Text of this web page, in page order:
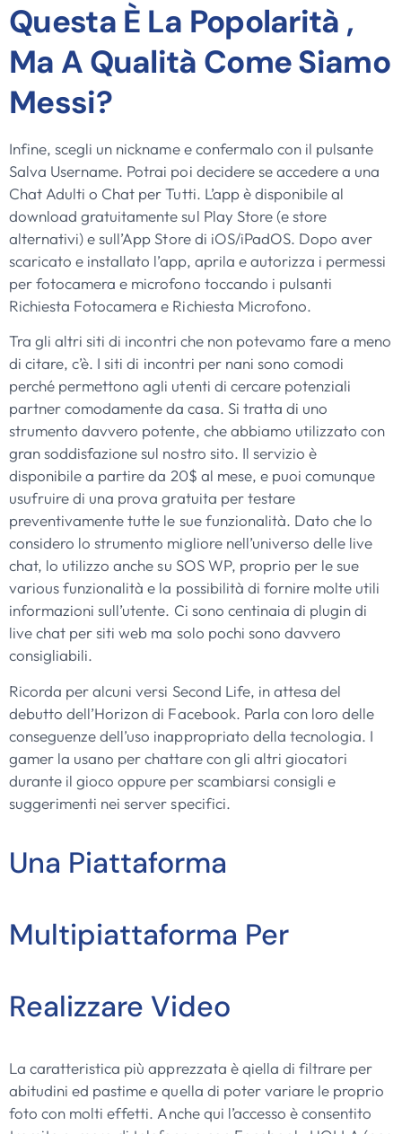
Questa È La Popolarità ,
Ma A Qualità Come Siamo
Messi?
Infine, scegli un nickname e confermalo con il pulsante
Salva Username. Potrai poi decidere se accedere a una
Chat Adulti o Chat per Tutti. L’app è disponibile al
download gratuitamente sul Play Store (e store
alternativi) e sull’App Store di iOS/iPadOS. Dopo aver
scaricato e installato l’app, aprila e autorizza i permessi
per fotocamera e microfono toccando i pulsanti
Richiesta Fotocamera e Richiesta Microfono.
Tra gli altri siti di incontri che non potevamo fare a meno
di citare, c’è. I siti di incontri per nani sono comodi
perché permettono agli utenti di cercare potenziali
partner comodamente da casa. Si tratta di uno
strumento davvero potente, che abbiamo utilizzato con
gran soddisfazione sul nostro sito. Il servizio è
disponibile a partire da 20$ al mese, e puoi comunque
usufruire di una prova gratuita per testare
preventivamente tutte le sue funzionalità. Dato che lo
considero lo strumento migliore nell’universo delle live
chat, lo utilizzo anche su SOS WP, proprio per le sue
various funzionalità e la possibilità di fornire molte utili
informazioni sull’utente. Ci sono centinaia di plugin di
live chat per siti web ma solo pochi sono davvero
consigliabili.
Ricorda per alcuni versi Second Life, in attesa del
debutto dell’Horizon di Facebook. Parla con loro delle
conseguenze dell’uso inappropriato della tecnologia. I
gamer la usano per chattare con gli altri giocatori
durante il gioco oppure per scambiarsi consigli e
suggerimenti nei server specifici.
Una Piattaforma
Multipiattaforma Per
Realizzare Video
La caratteristica più apprezzata è qiella di filtrare per
abitudini ed pastime e quella di poter variare le proprio
foto con molti effetti. Anche qui l’accesso è consentito